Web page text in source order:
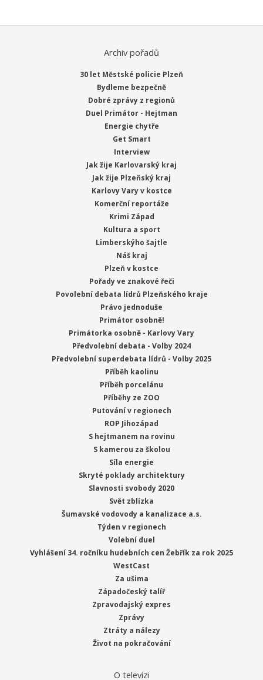
Archiv pořadů
30 let Městské policie Plzeň
Bydleme bezpečně
Dobré zprávy z regionů
Duel Primátor - Hejtman
Energie chytře
Get Smart
Interview
Jak žije Karlovarský kraj
Jak žije Plzeňský kraj
Karlovy Vary v kostce
Komerční reportáže
Krimi Západ
Kultura a sport
Limberskýho šajtle
Náš kraj
Plzeň v kostce
Pořady ve znakové řeči
Povolební debata lídrů Plzeňského kraje
Právo jednoduše
Primátor osobně!
Primátorka osobně - Karlovy Vary
Předvolební debata - Volby 2024
Předvolební superdebata lídrů - Volby 2025
Příběh kaolinu
Příběh porcelánu
Příběhy ze ZOO
Putování v regionech
ROP Jihozápad
S hejtmanem na rovinu
S kamerou za školou
Síla energie
Skryté poklady architektury
Slavnosti svobody 2020
Svět zblízka
Šumavské vodovody a kanalizace a.s.
Týden v regionech
Volební duel
Vyhlášení 34. ročníku hudebních cen Žebřík za rok 2025
WestCast
Za ušima
Západočeský talíř
Zpravodajský expres
Zprávy
Ztráty a nálezy
Život na pokračování
O televizi